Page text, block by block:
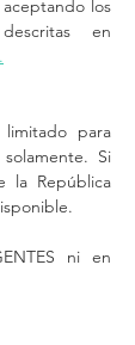
los
en
limitado para
Si
la República
ni en